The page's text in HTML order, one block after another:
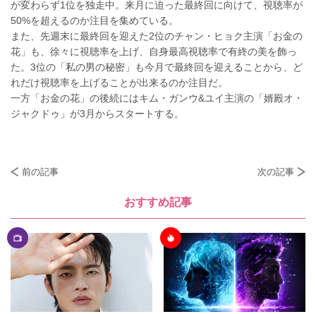
が変わらず1位を独走中。来月に迫った最終回に向けて、視聴率が
50%を超えるのか注目を集めている。
また、先週末に最終回を迎えた2位のチャン・ヒョク主演「お金の
花」も、徐々に視聴率を上げ、自身最高視聴率で有終の美を飾っ
た。3位の「私の男の秘密」も今月で最終回を迎えることから、ど
れだけ視聴率を上げることが出来るのか注目だ。
一方「お金の花」の後続にはキム・ガンウ&ユイ主演の「婿殿オ・
ジャクドゥ」が3月からスタートする。
前の記事 次の記事
おすすめ記事